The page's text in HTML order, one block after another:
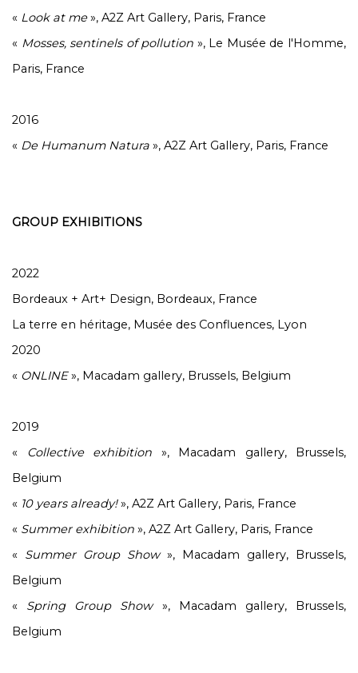
« Look at me», A2Z Art Gallery, Paris, France
« Mosses, sentinels of pollution », Le Musée de l'Homme,
Paris, France
2016
« De Humanum Natura », A2Z Art Gallery, Paris, France
GROUP EXHIBITIONS
2022
Bordeaux + Art+ Design, Bordeaux, France
La terre en héritage, Musée des Confluences, Lyon
2020
« ONLINE», Macadam gallery, Brussels, Belgium
2019
« Collective exhibition », Macadam gallery, Brussels,
Belgium
« 10 years already!», A2Z Art Gallery, Paris, France
« Summer exhibition », A2Z Art Gallery, Paris, France
« Summer Group Show», Macadam gallery, Brussels,
Belgium
« Spring Group Show», Macadam gallery, Brussels,
Belgium